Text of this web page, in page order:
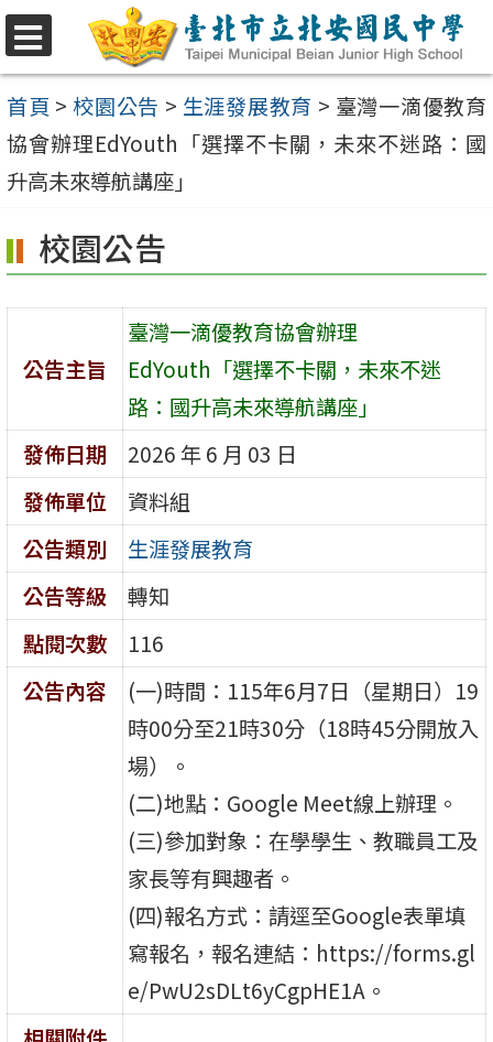
選
單
跳
至
主
要
內
區
首頁 > 校園公告 > 生涯發展教育 > 臺灣一滴優教育
協會辦理EdYouth「選擇不卡關，未來不迷路：國
升高未來導航講座」
校園公告
公告主旨
臺灣一滴優教育協會辦理
EdYouth「選擇不卡關，未來不迷
路：國升高未來導航講座」
發佈日期
2026 年 6 月 03 日
發佈單位
資料組
公告類別
生涯發展教育
公告等級
轉知
點閱次數
116
公告內容
(一)時間：115年6月7日（星期日）19
時00分至21時30分（18時45分開放入
場）。
(二)地點：Google Meet線上辦理。
(三)參加對象：在學學生、教職員工及
家長等有興趣者。
(四)報名方式：請逕至Google表單填
寫報名，報名連結：https://forms.gl
e/PwU2sDLt6yCgpHE1A。